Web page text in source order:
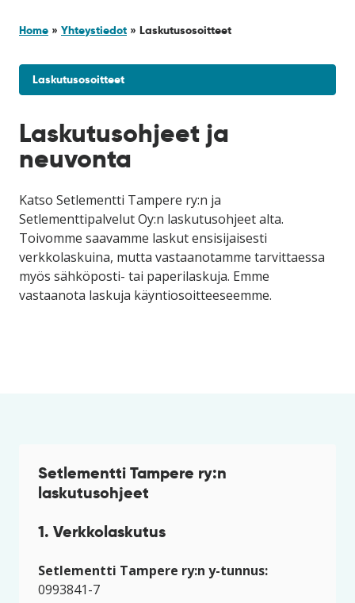
Home » Yhteystiedot » Laskutusosoitteet
Laskutusosoitteet
Laskutusohjeet ja
neuvonta
Katso Setlementti Tampere ry:n ja
Setlementtipalvelut Oy:n laskutusohjeet alta.
Toivomme saavamme laskut ensisijaisesti
verkkolaskuina, mutta vastaanotamme tarvittaessa
myös sähköposti- tai paperilaskuja. Emme
vastaanota laskuja käyntiosoitteeseemme.
Setlementti Tampere ry:n
laskutusohjeet
1. Verkkolaskutus
Setlementti Tampere ry:n y-tunnus:
0993841-7